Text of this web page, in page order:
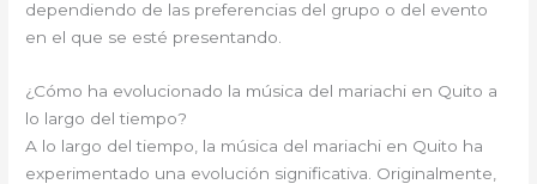
dependiendo de las preferencias del grupo o del evento
en el que se esté presentando.
¿Cómo ha evolucionado la música del mariachi en Quito a
lo largo del tiempo?
A lo largo del tiempo, la música del mariachi en Quito ha
experimentado una evolución significativa. Originalmente,